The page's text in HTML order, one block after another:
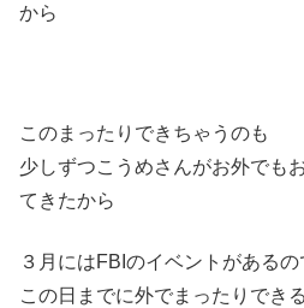
から
このまったりできちゃうのも
少しずつこうめさんがお外でも
てきたから
３月にはFBIのイベントがあるの
この日までに外でまったりでき